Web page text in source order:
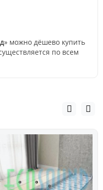
» можно дёшево купить
по всем